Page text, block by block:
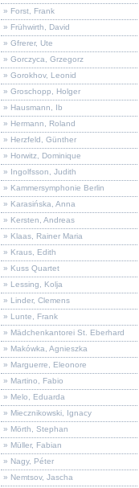
» Forst, Frank
» Frühwirth, David
» Gfrerer, Ute
» Gorczyca, Grzegorz
» Gorokhov, Leonid
» Groschopp, Holger
» Hausmann, Ib
» Hermann, Roland
» Herzfeld, Günther
» Horwitz, Dominique
» Ingolfsson, Judith
» Kammersymphonie Berlin
» Karasińska, Anna
» Kersten, Andreas
» Klaas, Rainer Maria
» Kraus, Edith
» Kuss Quartet
» Lessing, Kolja
» Linder, Clemens
» Lunte, Frank
» Mädchenkantorei St. Eberhard
» Makówka, Agnieszka
» Marguerre, Eleonore
» Martino, Fabio
» Melo, Eduarda
» Miecznikowski, Ignacy
» Mörth, Stephan
» Müller, Fabian
» Nagy, Péter
» Nemtsov, Jascha